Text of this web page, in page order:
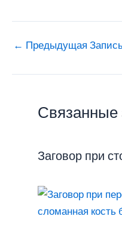
← Предыдущая
Связанные
Заговор при